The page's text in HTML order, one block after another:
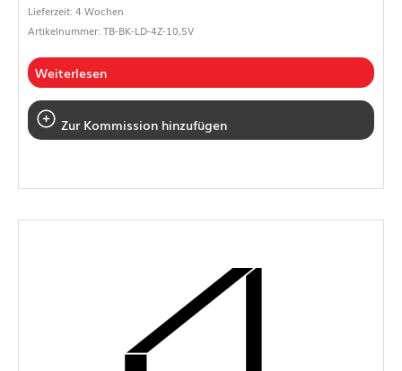
Lieferzeit: 4 Wochen
Artikelnummer: TB-BK-LD-4Z-10,5V
Weiterlesen
Zur Kommission hinzufügen